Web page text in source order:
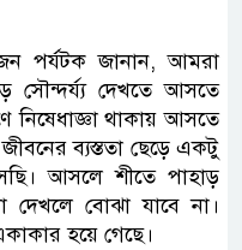
পর্যটক জানান, আমরা
সৌন্দর্য্য দেখতে আসতে
নিষেধাজ্ঞা থাকায় আসতে
ব্যস্ততা ছেড়ে একটু
আসলে শীতে পাহাড়
দেখলে বোঝা যাবে না।
হয়ে গেছে।